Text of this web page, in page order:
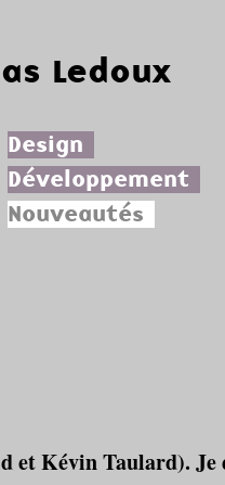
Ledoux
Design
Développement
Nouveautés
et Kévin Taulard).